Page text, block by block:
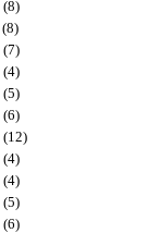
(8)
(8)
(7)
(4)
(5)
(6)
(12)
(4)
(4)
(5)
(6)